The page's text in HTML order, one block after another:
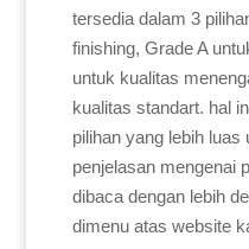
tersedia dalam 3
finishing, Grade A
untuk kualitas
kualitas standart. hal
pilihan yang lebih
penjelasan mengenai
dibaca dengan lebih
dimenu atas website